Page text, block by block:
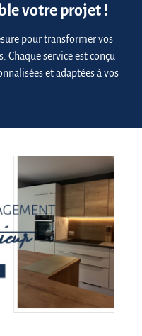
votre projet !
pour transformer vos
Chaque service est conçu
et adaptées à vos